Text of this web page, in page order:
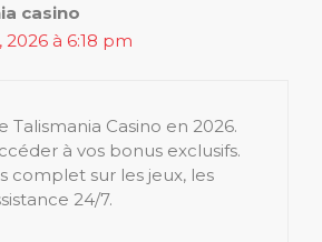
casino
2026 à 6:18 pm
Talismania Casino en 2026.
à vos bonus exclusifs.
complet sur les jeux, les
24/7.